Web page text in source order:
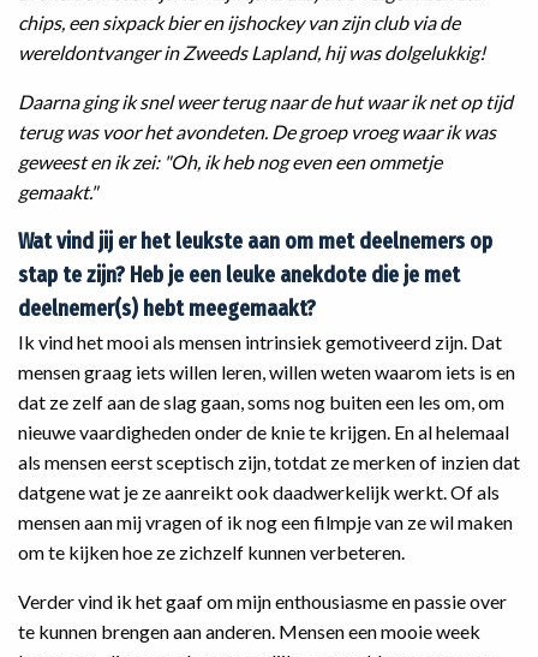
chips, een sixpack bier en ijshockey van zijn club via de
wereldontvanger in Zweeds Lapland, hij was dolgelukkig!
Daarna ging ik snel weer terug naar de hut waar ik net op tijd
terug was voor het avondeten. De groep vroeg waar ik was
geweest en ik zei: "Oh, ik heb nog even een ommetje
gemaakt."
Wat vind jij er het leukste aan om met deelnemers op
stap te zijn? Heb je een leuke anekdote die je met
deelnemer(s) hebt meegemaakt?
‌Ik vind het mooi als mensen intrinsiek gemotiveerd zijn. Dat
mensen graag iets willen leren, willen weten waarom iets is en
dat ze zelf aan de slag gaan, soms nog buiten een les om, om
nieuwe vaardigheden onder de knie te krijgen. En al helemaal
als mensen eerst sceptisch zijn, totdat ze merken of inzien dat
datgene wat je ze aanreikt ook daadwerkelijk werkt. Of als
mensen aan mij vragen of ik nog een filmpje van ze wil maken
om te kijken hoe ze zichzelf kunnen verbeteren.
Verder vind ik het gaaf om mijn enthousiasme en passie over
te kunnen brengen aan anderen. Mensen een mooie week